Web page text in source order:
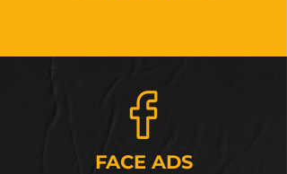
FACE ADS